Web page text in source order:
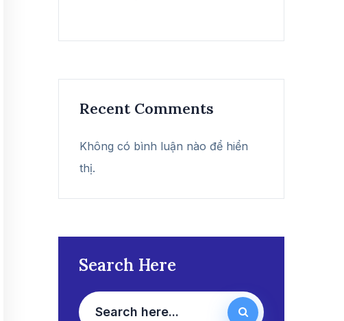
Recent Comments
Không có bình luận nào để hiển
thị.
Search Here